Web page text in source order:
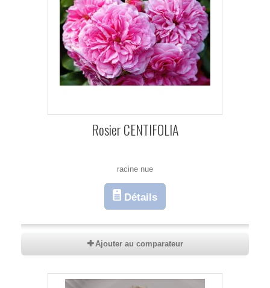
Rosier CENTIFOLIA
racine nue
Détails
Ajouter au comparateur